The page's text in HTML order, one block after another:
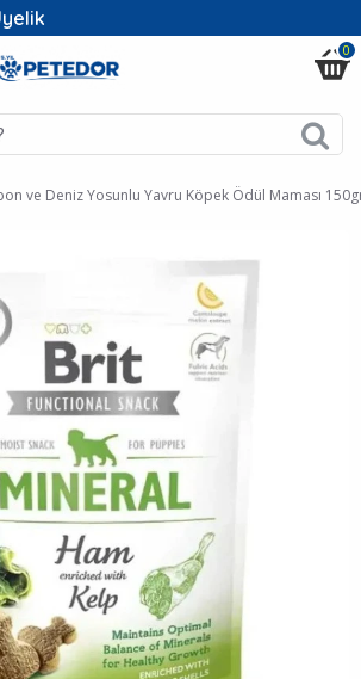
0
ve Deniz Yosunlu Yavru Köpek Ödül Maması